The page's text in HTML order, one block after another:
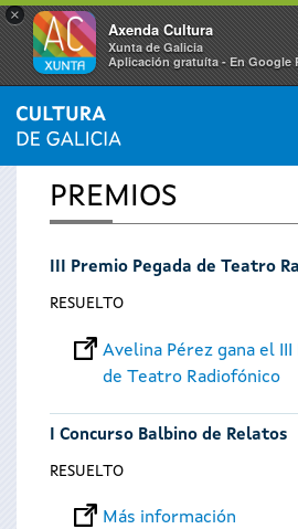
×
Axenda Cultura
Xunta de Galicia
Aplicación gratuíta - En Google
Se
encuentra
usted
INICIO
PREMIOS
III Premio Pegada de Teatro
RESUELTO
Avelina Pérez gana el III
de Teatro Radiofónico
I Concurso Balbino de Relatos
RESUELTO
Más información